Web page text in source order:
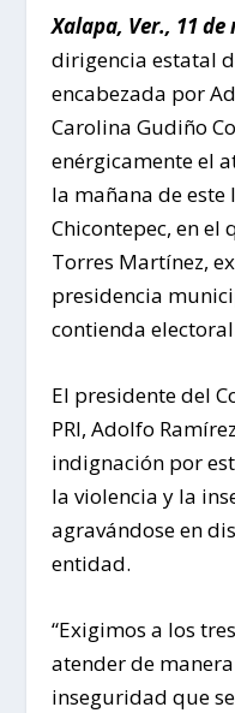
Xalapa, Ver., 11 de
dirigencia estatal
encabezada por
Carolina Gudiño
enérgicamente el
la mañana de
Chicontepec, en el
Torres Martínez,
presidencia
contienda
El presidente del
PRI, Adolfo
indignación por
la violencia y la
agravándose en
entidad.
“Exigimos a los
atender de
inseguridad que